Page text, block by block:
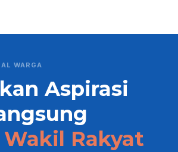
WARGA
Aspirasi
Wakil Rakyat